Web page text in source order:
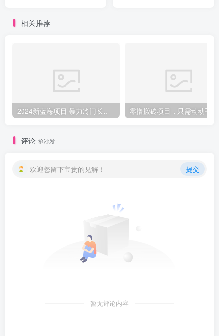
相关推荐
2024新蓝海项目 暴力冷门长期稳定 纯手机操作 单日收益3000+ 小白当天上手
评论 抢沙发
欢迎您留下宝贵的见解！ 提交
暂无评论内容